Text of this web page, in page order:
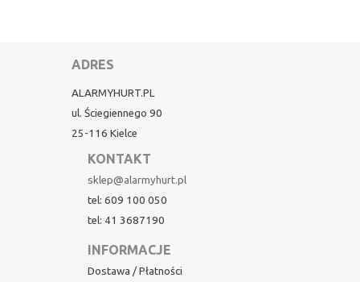
ADRES
ALARMYHURT.PL
ul. Ściegiennego 90
25-116 Kielce
KONTAKT
sklep@alarmyhurt.pl
tel: 609 100 050
tel: 41 3687190
INFORMACJE
Dostawa / Płatności